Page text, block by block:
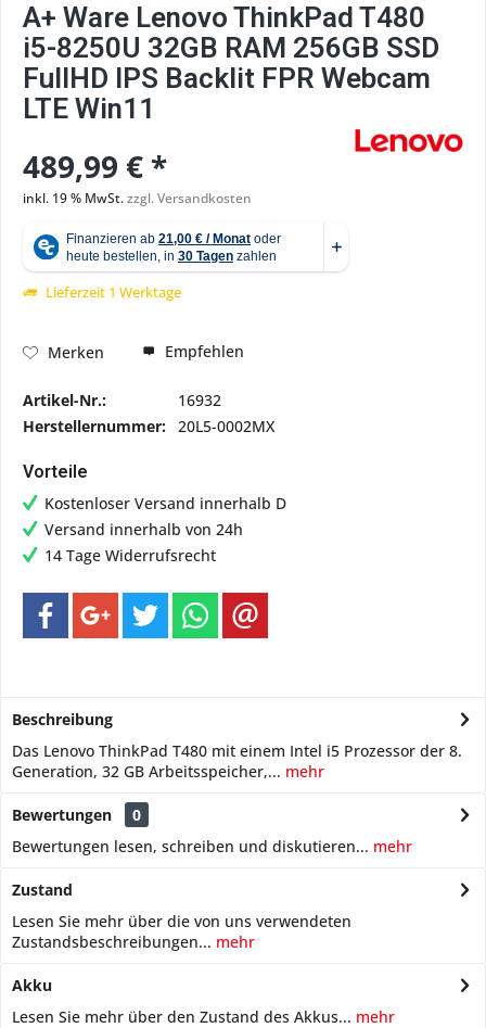
A+ Ware Lenovo ThinkPad T480
i5-8250U 32GB RAM 256GB SSD
FullHD IPS Backlit FPR Webcam
LTE Win11
489,99 € *
inkl. 19 % MwSt.zzgl. Versandkosten
Lieferzeit 1 Werktage
Merken Empfehlen
Artikel-Nr.:
16932
Herstellernummer: 20L5-0002MX
Vorteile
Kostenloser Versand innerhalb D
Versand innerhalb von 24h
14 Tage Widerrufsrecht
Beschreibung
Das Lenovo ThinkPad T480 mit einem Intel i5 Prozessor der 8.
Generation, 32 GB Arbeitsspeicher,... mehr
Bewertungen
0
Bewertungen lesen, schreiben und diskutieren... mehr
Zustand
Lesen Sie mehr über die von uns verwendeten
Zustandsbeschreibungen... mehr
Akku
Lesen Sie mehr über den Zustand des Akkus... mehr